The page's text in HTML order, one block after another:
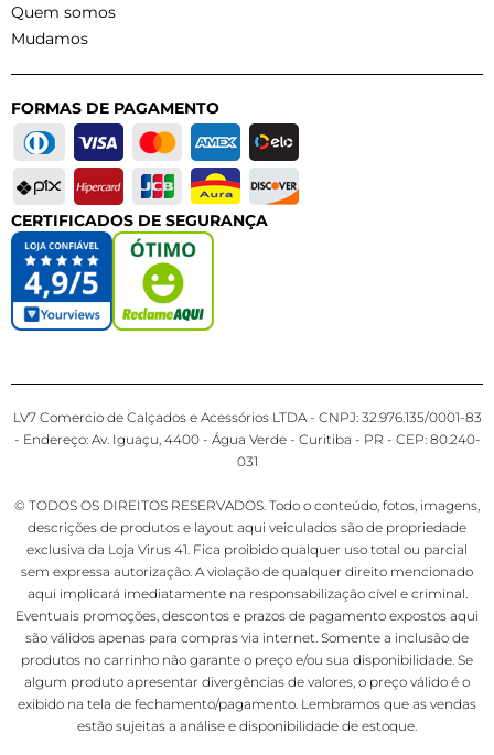
Quem somos
Mudamos
FORMAS DE PAGAMENTO
CERTIFICADOS DE SEGURANÇA
LV7 Comercio de Calçados e Acessórios LTDA - CNPJ: 32.976.135/0001-83
- Endereço: Av. Iguaçu, 4400 - Água Verde - Curitiba - PR - CEP: 80.240-
031
© TODOS OS DIREITOS RESERVADOS. Todo o conteúdo, fotos, imagens,
descrições de produtos e layout aqui veiculados são de propriedade
exclusiva da Loja Virus 41. Fica proibido qualquer uso total ou parcial
sem expressa autorização. A violação de qualquer direito mencionado
aqui implicará imediatamente na responsabilização cível e criminal.
Eventuais promoções, descontos e prazos de pagamento expostos aqui
são válidos apenas para compras via internet. Somente a inclusão de
produtos no carrinho não garante o preço e/ou sua disponibilidade. Se
algum produto apresentar divergências de valores, o preço válido é o
exibido na tela de fechamento/pagamento. Lembramos que as vendas
estão sujeitas a análise e disponibilidade de estoque.